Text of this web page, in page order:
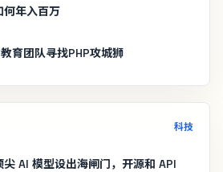
何年入百万
育团队寻找PHP攻城狮
科技
AI 模型设出海闸门，开源和 API